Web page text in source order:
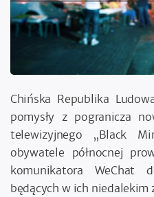
Chińska Republika
pomysły z pogranicza
telewizyjnego „Black
obywatele północnej
komunikatora WeChat
będących w ich niedalekim